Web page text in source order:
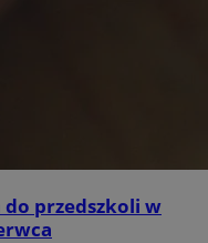
do przedszkoli w